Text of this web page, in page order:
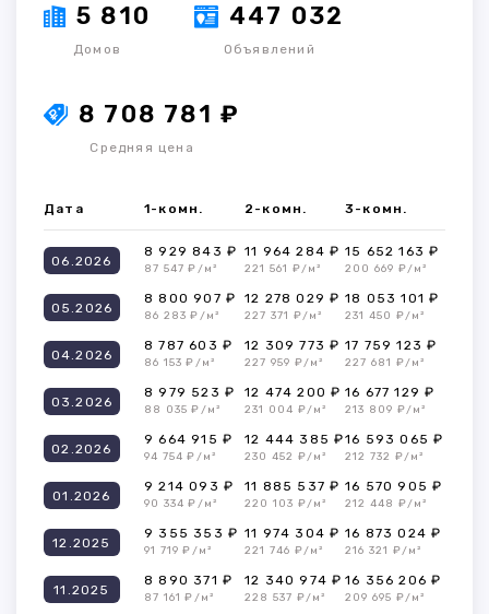
5 810
Домов
447 032
Объявлений
8 708 781 ₽
Средняя цена
Дата 1-комн. 2-комн. 3-комн.
06.2026
8 929 843 ₽
87 547 ₽/м²
11 964 284 ₽
221 561 ₽/м²
15 652 163 ₽
200 669 ₽/м²
05.2026
8 800 907 ₽
86 283 ₽/м²
12 278 029 ₽
227 371 ₽/м²
18 053 101 ₽
231 450 ₽/м²
04.2026
8 787 603 ₽
86 153 ₽/м²
12 309 773 ₽
227 959 ₽/м²
17 759 123 ₽
227 681 ₽/м²
03.2026
8 979 523 ₽
88 035 ₽/м²
12 474 200 ₽
231 004 ₽/м²
16 677 129 ₽
213 809 ₽/м²
02.2026
9 664 915 ₽
94 754 ₽/м²
12 444 385 ₽
230 452 ₽/м²
16 593 065 ₽
212 732 ₽/м²
01.2026
9 214 093 ₽
90 334 ₽/м²
11 885 537 ₽
220 103 ₽/м²
16 570 905 ₽
212 448 ₽/м²
12.2025
9 355 353 ₽
91 719 ₽/м²
11 974 304 ₽
221 746 ₽/м²
16 873 024 ₽
216 321 ₽/м²
11.2025
8 890 371 ₽
87 161 ₽/м²
12 340 974 ₽
228 537 ₽/м²
16 356 206 ₽
209 695 ₽/м²